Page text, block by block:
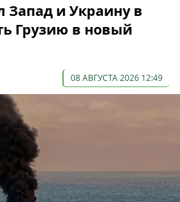
и Украину в
Грузию в новый
08 АВГУСТА 2026 12:49